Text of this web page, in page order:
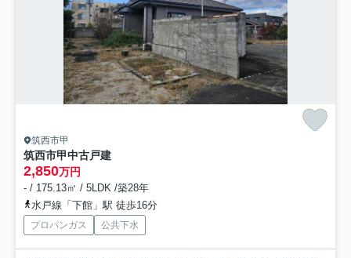
筑西市甲
筑西市甲中古戸建
2,850万円
- / 175.13㎡ / 5LDK /築28年
水戸線「下館」駅 徒歩16分
プロパンガス 公共下水